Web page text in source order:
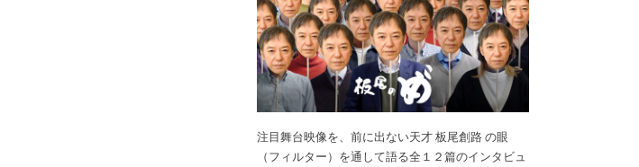
注目舞台映像を、前に出ない天才 板尾創路 の眼
（フィルター）を通して語る全１２篇のインタビュ